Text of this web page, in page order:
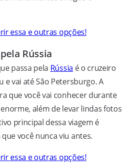
essa e outras opções!
Rússia
passa pela Rússia é o cruzeiro
e vai até São Petersburgo. A
que você vai conhecer durante
além de levar lindas fotos
principal dessa viagem é
você nunca viu antes.
essa e outras opções!